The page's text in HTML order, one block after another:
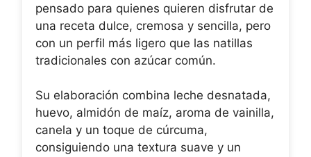
pensado para quienes quieren disfrutar de
una receta dulce, cremosa y sencilla, pero
con un perfil más ligero que las natillas
tradicionales con azúcar común.
Su elaboración combina leche desnatada,
huevo, almidón de maíz, aroma de vainilla,
canela y un toque de cúrcuma,
consiguiendo una textura suave y un